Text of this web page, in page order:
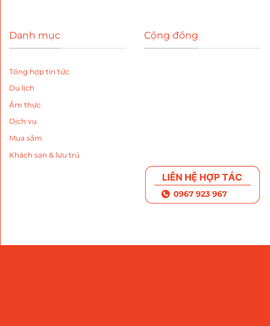
Danh mục
Tổng hợp tin tức
Du lịch
Ẩm thực
Dịch vụ
Mua sắm
Khách sạn & lưu trú
Cộng đồng